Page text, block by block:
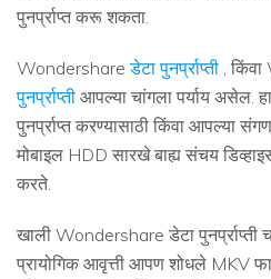
पुनर्प्राप्त करू शकता.
Wondershareडेटा पुनर्प्राप्ती ,
पुनर्प्राप्ती आपल्या चांगला पर्याय असेल.
पुनर्प्राप्त करण्यासाठी किंवा आपल्या
मोबाइल HDD सारखे बाह्य संचय
करते.
खाली Wondershare डेटा पुनर्प्राप्ती
प्रायोगिक आवृत्ती आपण शोधले MKV